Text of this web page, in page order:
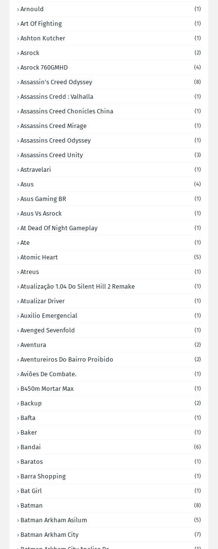
Arnould (1)
Art Of Fighting (1)
Ashton Kutcher (1)
Asrock (2)
Asrock 760GMHD (4)
Assassin's Creed Odyssey (8)
Assassins Credd : Valhalla (1)
Assassins Creed Chonicles China (1)
Assassins Creed Mirage (1)
Assassins Creed Odyssey (1)
Assassins Creed Unity (3)
Astravelari (1)
Asus (4)
Asus Gaming BR (1)
Asus Vs Asrock (1)
At Dead Of Night Gameplay (1)
Ate (1)
Atomic Heart (5)
Atreus (1)
Atualização 1.04 Do Silent Hill 2 Remake (1)
Atualizar Driver (1)
Auxilio Emergencial (1)
Avenged Sevenfold (1)
Aventura (2)
Aventureiros Do Bairro Proibido (2)
Aviões De Combate. (1)
B450m Mortar Max (1)
Backup (2)
Bafta (1)
Baker (1)
Bandai (6)
Baratos (1)
Barra Shopping (1)
Bat Girl (1)
Batman (8)
Batman Arkham Asilum (5)
Batman Arkham City (7)